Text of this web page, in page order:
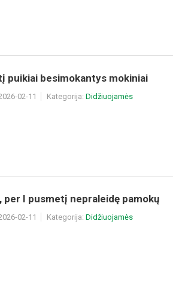
puikiai besimokantys mokiniai
02-11 Kategorija: Didžiuojamės
per I pusmetį nepraleidę pamokų
02-11 Kategorija: Didžiuojamės